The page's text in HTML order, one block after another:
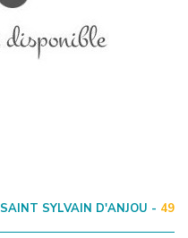
SAINT SYLVAIN D'ANJOU - 49